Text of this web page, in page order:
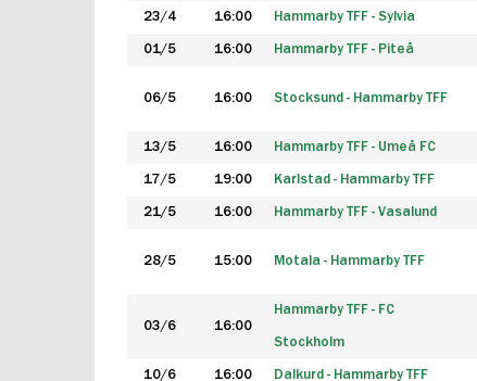
23/4 16:00 Hammarby TFF - Sylvia
01/5 16:00 Hammarby TFF - Piteå
06/5 16:00 Stocksund - Hammarby TFF
13/5 16:00 Hammarby TFF - Umeå FC
17/5 19:00 Karlstad - Hammarby TFF
21/5 16:00 Hammarby TFF - Vasalund
28/5 15:00 Motala - Hammarby TFF
03/6 16:00
Hammarby TFF - FC
Stockholm
10/6 16:00 Dalkurd - Hammarby TFF